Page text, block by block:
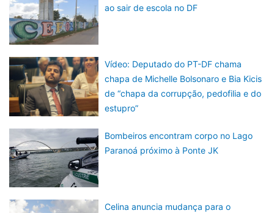
ao sair de escola no DF
Vídeo: Deputado do PT-DF chama
chapa de Michelle Bolsonaro e Bia Kicis
de “chapa da corrupção, pedofilia e do
estupro”
Bombeiros encontram corpo no Lago
Paranoá próximo à Ponte JK
Celina anuncia mudança para o